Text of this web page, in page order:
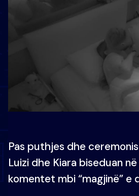
Pas puthjes dhe
Luizi dhe Kiara biseduan
komentet mbi “magjinë” e